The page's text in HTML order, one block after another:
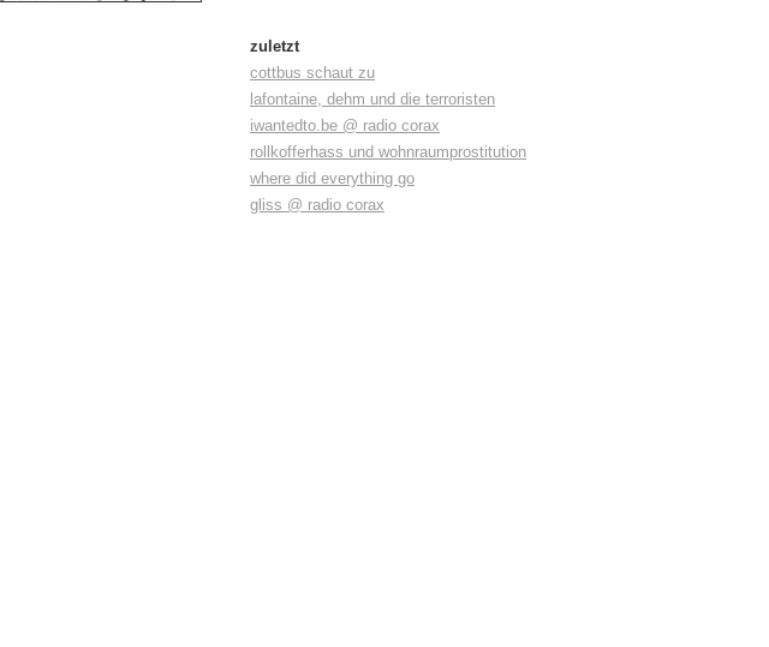
zuletzt
cottbus schaut zu
lafontaine, dehm und die terroristen
iwantedto.be @ radio corax
rollkofferhass und wohnraumprostitution
where did everything go
gliss @ radio corax